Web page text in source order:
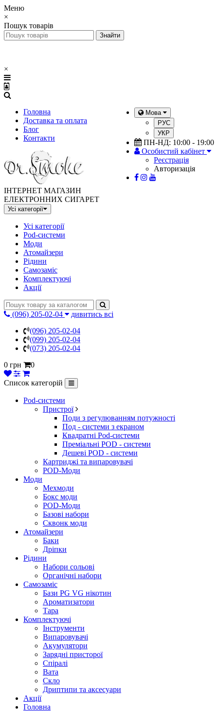
Меню
×
Пошук товарів
×
Головна
Доставка та оплата
Блог
Контакти
Мова
РУС
УКР
ПН-НД: 10:00 - 19:00
Особистий кабінет
Реєстрація
Авторизація
ІНТЕРНЕТ МАГАЗИН
ЕЛЕКТРОННИХ СИГАРЕТ
Усі категорії
Усі категорії
Pod-системи
Моди
Атомайзери
Рідини
Самозаміс
Комплектуючі
Акції
(096) 205-02-04
дивитись всі
(096) 205-02-04
(099) 205-02-04
(073) 205-02-04
0 грн
0
Список категорій
Pod-системи
Пристрої
Поди з регулюванням потужності
Под - системи з екраном
Квадратні Pod-системи
Преміальні POD - системи
Дешеві POD - системи
Картриджі та випаровувачі
POD-Моди
Моди
Мехмоди
Бокс моди
POD-Моди
Базові набори
Сквонк моди
Атомайзери
Баки
Дріпки
Рідини
Набори сольові
Органічні набори
Самозаміс
Бази PG VG нікотин
Ароматизатори
Тара
Комплектуючі
Інструменти
Випаровувачі
Акумулятори
Зарядні присторої
Спіралі
Вата
Скло
Дриптипи та аксесуари
Акції
Головна